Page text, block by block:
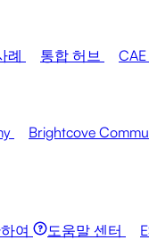
례 통합 허브
Brightcove
여 도움말 센터